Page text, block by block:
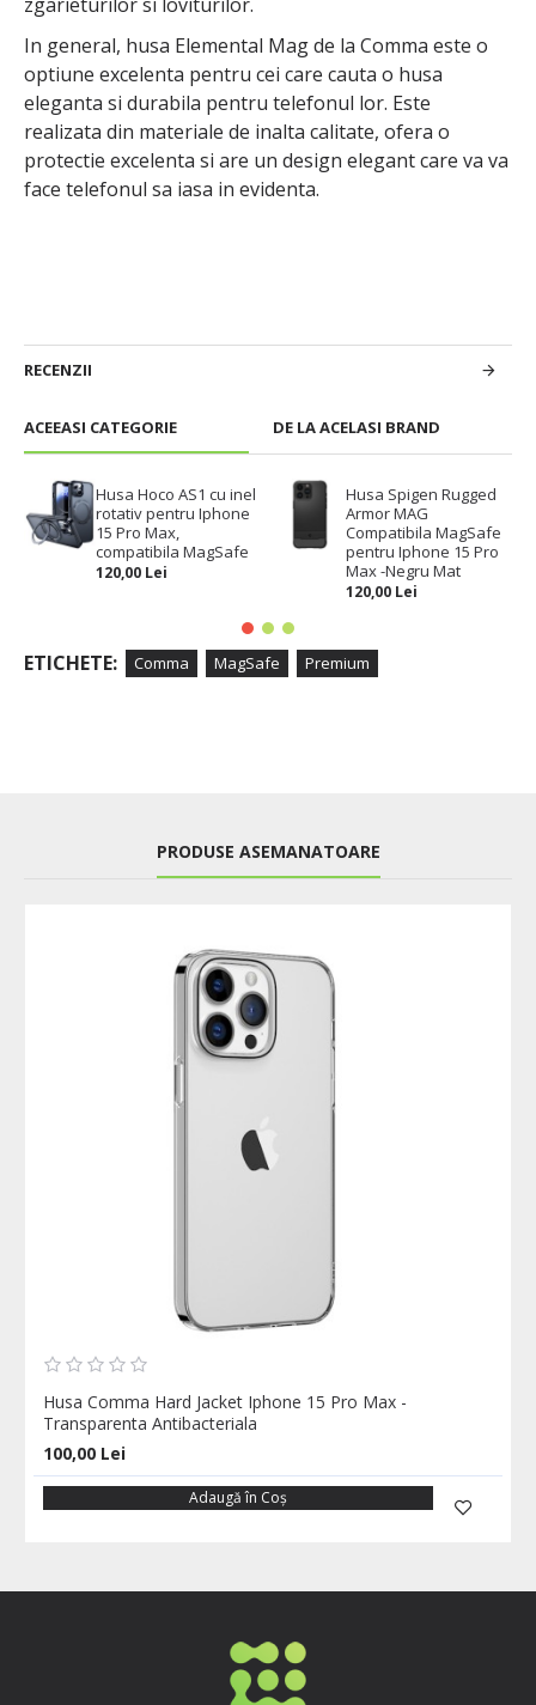
ACEEASI CATEGORIE DE LA ACELASI BRAND
Husa Hoco AS1 cu inel
rotativ pentru Iphone
15 Pro Max,
compatibila MagSafe
120,00 Lei
Husa Spigen Rugged
Armor MAG
Compatibila MagSafe
pentru Iphone 15 Pro
Max -Negru Mat
120,00 Lei
In general, husa Elemental Mag de la Comma este o
optiune excelenta pentru cei care cauta o husa
eleganta si durabila pentru telefonul lor. Este
realizata din materiale de inalta calitate, ofera o
protectie excelenta si are un design elegant care va va
face telefonul sa iasa in evidenta.
RECENZII
ETICHETE: Comma MagSafe Premium
PRODUSE ASEMANATOARE
Husa Comma Hard Jacket Iphone 15 Pro Max -
Transparenta Antibacteriala
100,00 Lei
Adaugă în Coş